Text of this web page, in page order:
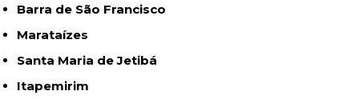
Barra de São Francisco
Marataízes
Santa Maria de Jetibá
Itapemirim